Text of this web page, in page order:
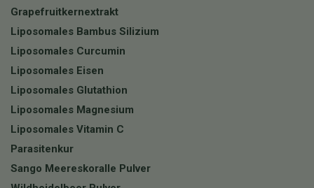
Grapefruitkernextrakt
Liposomales Bambus Silizium
Liposomales Curcumin
Liposomales Eisen
Liposomales Glutathion
Liposomales Magnesium
Liposomales Vitamin C
Parasitenkur
Sango Meereskoralle Pulver